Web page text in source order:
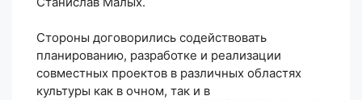
Стороны договорились содействовать
планированию, разработке и реализации
совместных проектов в различных областях
культуры как в очном, так и в